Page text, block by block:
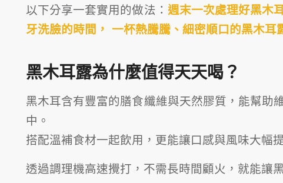
以下分享一套實用的做法： 週末一次處理好黑木
牙洗臉的時間， 一杯熱騰騰、細密順口的黑木耳
黑木耳露為什麼值得天天喝？
黑木耳含有豐富的膳食纖維與天然膠質，能幫助
中。
搭配溫補食材一起飲用，更能讓口感與風味大幅
透過調理機高速攪打，不需長時間顧火，就能讓